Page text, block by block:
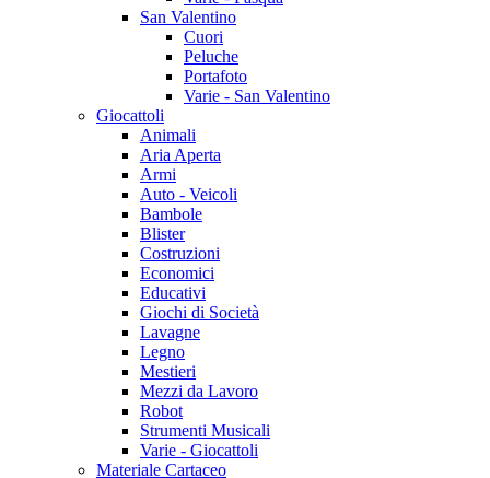
San Valentino
Cuori
Peluche
Portafoto
Varie - San Valentino
Giocattoli
Animali
Aria Aperta
Armi
Auto - Veicoli
Bambole
Blister
Costruzioni
Economici
Educativi
Giochi di Società
Lavagne
Legno
Mestieri
Mezzi da Lavoro
Robot
Strumenti Musicali
Varie - Giocattoli
Materiale Cartaceo